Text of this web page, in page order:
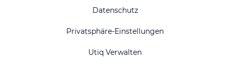
Datenschutz
Privatsphäre-Einstellungen
Utiq Verwalten